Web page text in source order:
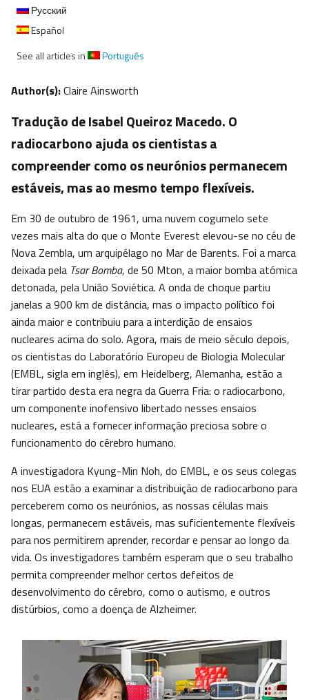
Русский
Español
See all articles in
Português
Author(s):Claire Ainsworth
Tradução de Isabel Queiroz Macedo. O
radiocarbono ajuda os cientistas a
compreender como os neurónios permanecem
estáveis, mas ao mesmo tempo flexíveis.
Em 30 de outubro de 1961, uma nuvem cogumelo sete
vezes mais alta do que o Monte Everest elevou-se no céu de
Nova Zembla, um arquipélago no Mar de Barents. Foi a marca
deixada pela Tsar Bomba, de 50 Mton, a maior bomba atómica
detonada, pela União Soviética. A onda de choque partiu
janelas a 900 km de distância, mas o impacto político foi
ainda maior e contribuiu para a interdição de ensaios
nucleares acima do solo. Agora, mais de meio século depois,
os cientistas do Laboratório Europeu de Biologia Molecular
(EMBL, sigla em inglês), em Heidelberg, Alemanha, estão a
tirar partido desta era negra da Guerra Fria: o radiocarbono,
um componente inofensivo libertado nesses ensaios
nucleares, está a fornecer informação preciosa sobre o
funcionamento do cérebro humano.
A investigadora Kyung-Min Noh, do EMBL, e os seus colegas
nos EUA estão a examinar a distribuição de radiocarbono para
perceberem como os neurónios, as nossas células mais
longas, permanecem estáveis, ​​mas suficientemente flexíveis
para nos permitirem aprender, recordar e pensar ao longo da
vida. Os investigadores também esperam que o seu trabalho
permita compreender melhor certos defeitos de
desenvolvimento do cérebro, como o autismo, e outros
distúrbios, como a doença de Alzheimer.